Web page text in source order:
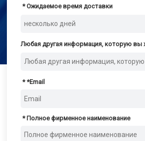
Ожидаемое время доставки
Любая другая информация, которую вы
*Email
Полное фирменное наименование